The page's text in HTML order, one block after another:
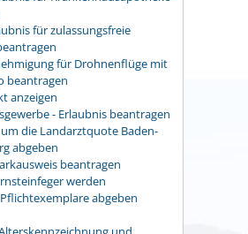
für zulassungsfreie
für Drohnenflüge mit
beantragen
anzeigen
- Erlaubnis beantragen
die Landarztquote Baden-
abgeben
beantragen
werden
abgeben